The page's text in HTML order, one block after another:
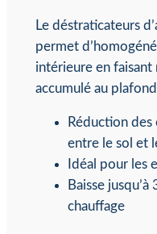
Le déstraticateurs
permet
intérieure en faisant
accumulé au
Réduction
entre le sol et
Idéal pour les
Baisse
chauffage